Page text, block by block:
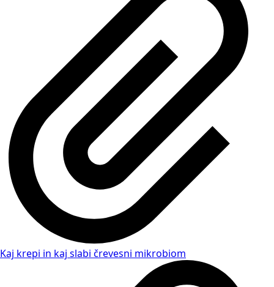
Kaj krepi in kaj slabi črevesni mikrobiom